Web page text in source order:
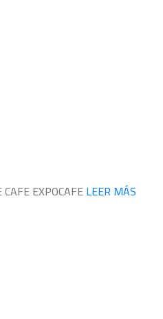
EXPOCAFELEER MÁS